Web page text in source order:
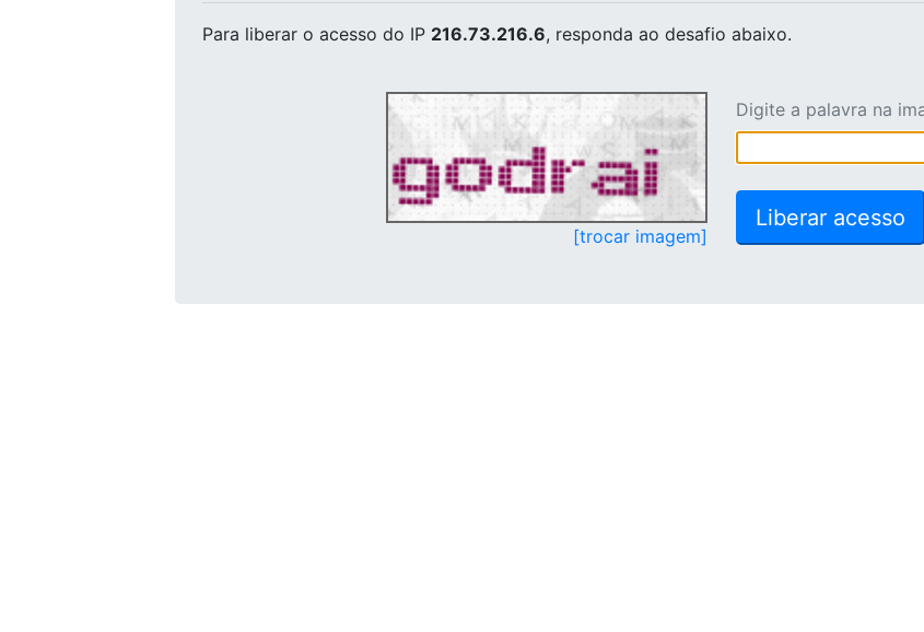
Para liberar o acesso do IP 216.73.216.6, responda ao desafio abaixo.
[trocar imagem]
Digite a palavra na